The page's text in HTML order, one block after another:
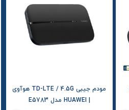
مودم جیبی TD-LTE / 4.5G هوآوی
| HUAWEI مدل E5783